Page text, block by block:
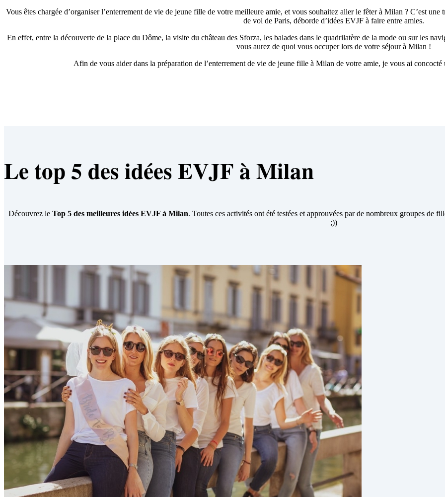
Vous êtes chargée d’organiser l’enterrement de vie de jeune fille de votre meilleure amie, et vous souhaitez aller le fêter à Milan ? C’est
de vol de Paris, déborde d’idées EVJF à faire entre amies.
En effet, entre la découverte de la place du Dôme, la visite du château des Sforza, les balades dans le quadrilatère de la mode ou sur les
vous aurez de quoi vous occuper lors de votre séjour à Milan !
Afin de vous aider dans la préparation de l’enterrement de vie de jeune fille à Milan de votre amie, je vous ai
Le top 5 des idées EVJF à Milan
Découvrez le Top 5 des meilleures idées EVJF à Milan. Toutes ces activités ont été testées et approuvées par de nombreux groupes de
;))